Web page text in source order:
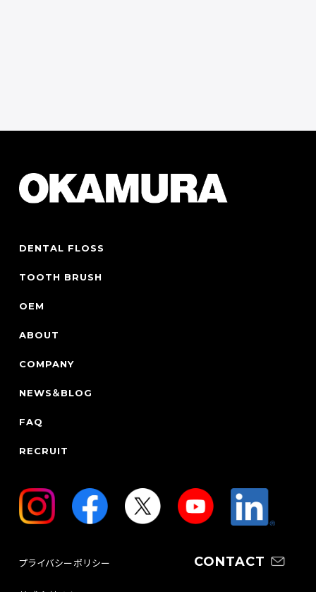
CONTACT
DENTAL FLOSS
TOOTH BRUSH
OEM
ABOUT
COMPANY
NEWS＆BLOG
FAQ
RECRUIT
プライバシーポリシー